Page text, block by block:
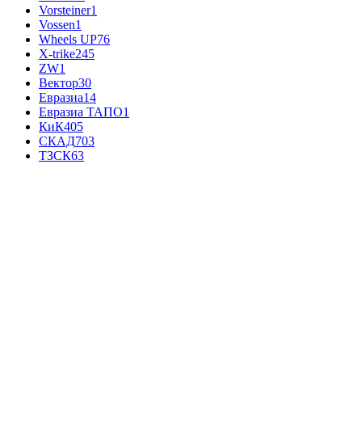
Vorsteiner1
Vossen1
Wheels UP76
X-trike245
ZW1
Вектор30
Евразиа14
Евразиа ТАПО1
КиК405
СКАД703
ТЗСК63